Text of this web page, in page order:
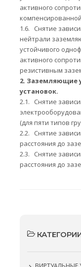
активного
1.6.
Снятие
нейтрали
устойчивого
активного
резистивным
2. Заземляющие
установок.
2.1.
Снятие
(для пяти типов
2.2.
Снятие
расстояния до
2.3.
Снятие
расстояния до